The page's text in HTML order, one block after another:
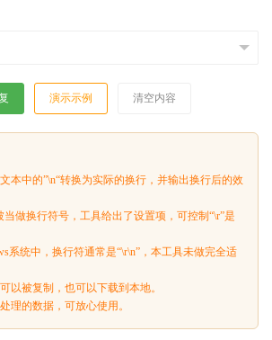
演示示例 清空内容
本中的”\n“转换为实际的换行，并输出换行后的效
当做换行符号，工具给出了设置项，可控制“\r”是
系统中，换行符通常是“\r\n”，本工具未做完全适
以被复制，也可以下载到本地。
理的数据，可放心使用。